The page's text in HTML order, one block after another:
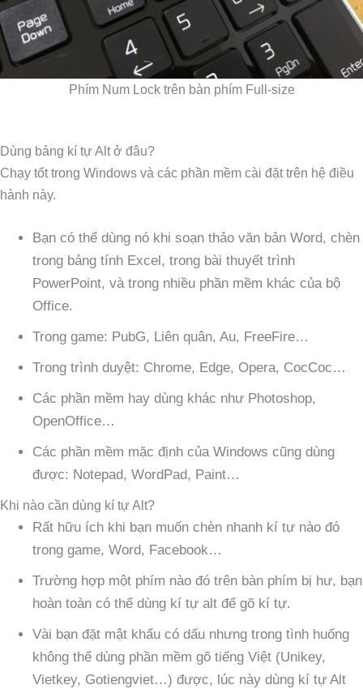
Phím Num Lock trên bàn phím Full-size
Dùng bảng kí tự Alt ở đâu?
Chạy tốt trong Windows và các phần mềm cài đặt trên hệ điều
hành này.
Bạn có thể dùng nó khi soạn thảo văn bản Word, chèn
trong bảng tính Excel, trong bài thuyết trình
PowerPoint, và trong nhiều phần mềm khác của bộ
Office.
Trong game: PubG, Liên quân, Au, FreeFire…
Trong trình duyệt: Chrome, Edge, Opera, CocCoc…
Các phần mềm hay dùng khác như Photoshop,
OpenOffice…
Các phần mềm mặc định của Windows cũng dùng
được: Notepad, WordPad, Paint…
Khi nào cần dùng kí tự Alt?
Rất hữu ích khi bạn muốn chèn nhanh kí tự nào đó
trong game, Word, Facebook…
Trường hợp một phím nào đó trên bàn phím bị hư, bạn
hoàn toàn có thể dùng kí tự alt để gõ kí tự.
Vài bạn đặt mật khẩu có dấu nhưng trong tình huống
không thể dùng phần mềm gõ tiếng Việt (Unikey,
Vietkey, Gotiengviet…) được, lúc này dùng kí tự Alt